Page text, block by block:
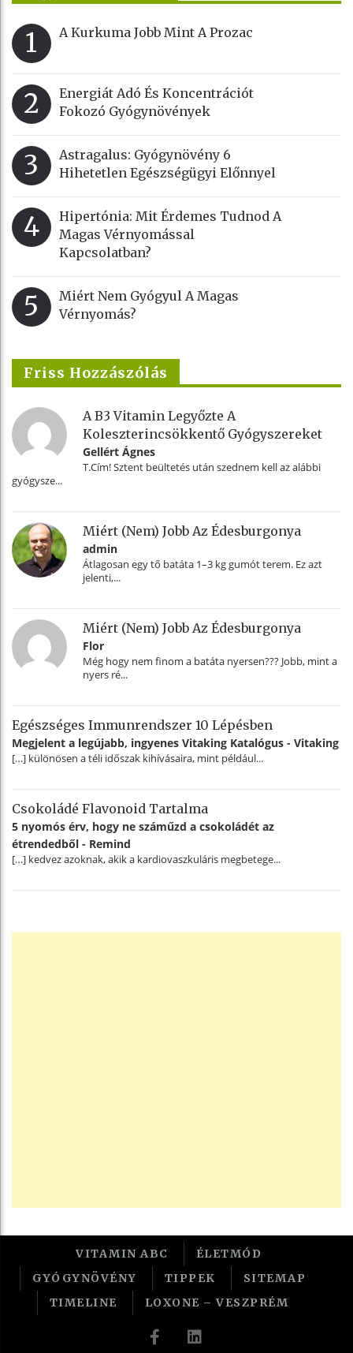
1 A Kurkuma Jobb Mint A Prozac
2
Energiát Adó És Koncentrációt
Fokozó Gyógynövények
3
Astragalus: Gyógynövény 6
Hihetetlen Egészségügyi Előnnyel
4
Hipertónia: Mit Érdemes Tudnod A
Magas Vérnyomással
Kapcsolatban?
5
Miért Nem Gyógyul A Magas
Vérnyomás?
Friss Hozzászólás
A B3 Vitamin Legyőzte A
Koleszterincsökkentő Gyógyszereket
Gellért Ágnes
T.Cím! Sztent beültetés után szednem kell az alábbi
gyógysze...
Miért (nem) Jobb Az Édesburgonya
admin
Átlagosan egy tő batáta 1–3 kg gumót terem. Ez azt
jelenti,...
Miért (nem) Jobb Az Édesburgonya
Flor
Még hogy nem finom a batáta nyersen??? Jobb, mint a
nyers ré...
Egészséges Immunrendszer 10 Lépésben
Megjelent a legújabb, ingyenes Vitaking Katalógus - Vitaking
[…] különösen a téli időszak kihívásaira, mint például...
Csokoládé Flavonoid Tartalma
5 nyomós érv, hogy ne száműzd a csokoládét az
étrendedből - Remind
[…] kedvez azoknak, akik a kardiovaszkuláris megbetege...
VITAMIN ABC
ÉLETMÓD
GYÓGYNÖVÉNY
TIPPEK
SITEMAP
TIMELINE
LOXONE – VESZPRÉM